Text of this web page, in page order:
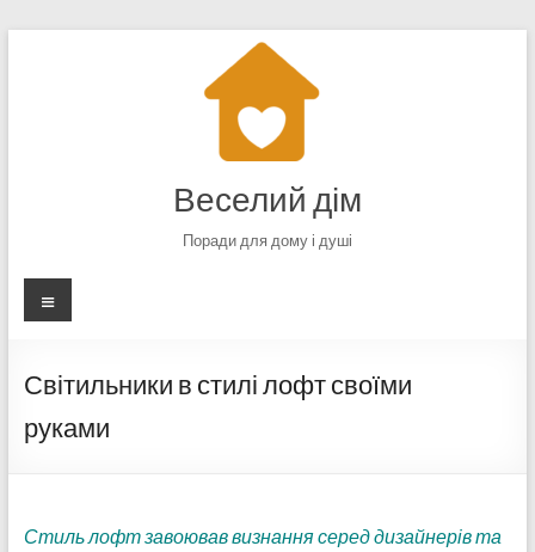
Веселий дім
Поради для дому і душі
Меню
Світильники в стилі лофт своїми
руками
Стиль лофт завоював визнання серед дизайнерів та